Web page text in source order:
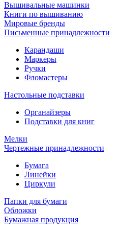
Вышивальные машинки
Книги по вышиванию
Мировые бренды
Письменные принадлежности
Карандаши
Маркеры
Ручки
Фломастеры
Настольные подставки
Органайзеры
Подставки для книг
Мелки
Чертежные принадлежности
Бумага
Линейки
Циркули
Папки для бумаги
Обложки
Бумажная продукция